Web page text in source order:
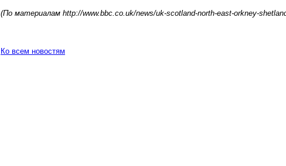
(По материалам http://www.bbc.co.uk/news/uk-scotland-north-east-orkney-
Ко всем новостям